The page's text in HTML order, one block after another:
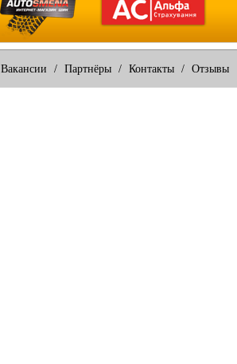
Вакансии / Партнёры / Контакты / Отзывы